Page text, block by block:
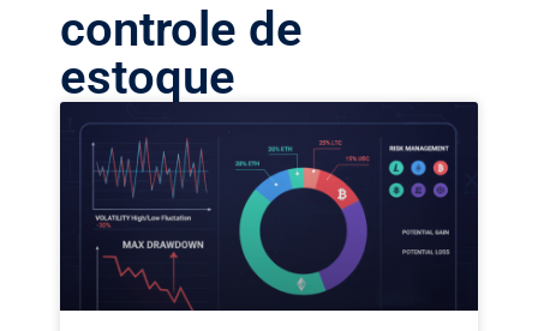
controle de
estoque